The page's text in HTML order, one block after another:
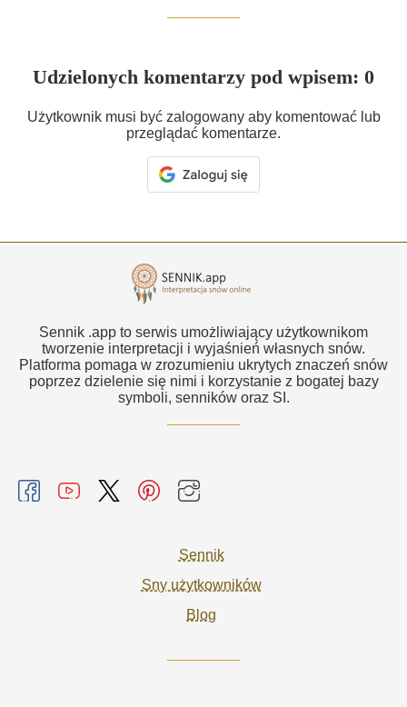
Udzielonych komentarzy pod wpisem: 0
Użytkownik musi być zalogowany aby komentować lub
przeglądać komentarze.
Sennik .app to serwis umożliwiający użytkownikom
tworzenie interpretacji i wyjaśnień własnych snów.
Platforma pomaga w zrozumieniu ukrytych znaczeń snów
poprzez dzielenie się nimi i korzystanie z bogatej bazy
symboli, senników oraz SI.
Sennik
Sny użytkowników
Blog